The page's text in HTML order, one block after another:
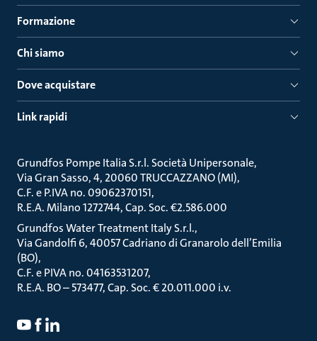
Formazione
Chi siamo
Dove acquistare
Link rapidi
Grundfos Pompe Italia S.r.l. Società Unipersonale
Via Gran Sasso, 4, 20060 TRUCCAZZANO (MI)
C.F. e P.IVA no. 09062370151
R.E.A. Milano 1272744, Cap. Soc. €2.586.000
Grundfos Water Treatment Italy S.r.l.
Via Gandolfi 6, 40057 Cadriano di Granarolo dell’Emilia
(BO)
C.F. e PIVA no. 04163531207
R.E.A. BO – 573477, Cap. Soc. € 20.011.000 i.v.